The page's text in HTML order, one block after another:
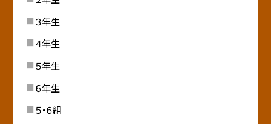
３年生
４年生
５年生
６年生
５・６組